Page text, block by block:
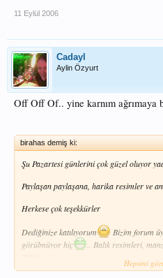
11 Eylül 2006
Cadayl
Aylin Özyurt
Off Off Of.. yine karnım ağrımaya
birahas demiş ki:
Şu Pazartesi günlerini çok güzel oluyor
Paylaşan paylaşana, harika resimler ve
Herkese çok teşekkürler
Dediğinize katılıyorum
Bizim forum
görülmüyor hiç
.. Balık resimleri,
Hepsini